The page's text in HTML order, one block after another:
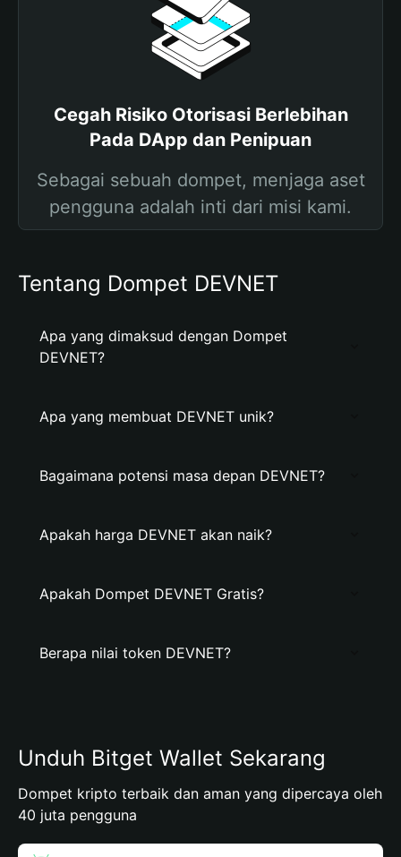
Cegah Risiko Otorisasi Berlebihan
Pada DApp dan Penipuan
Sebagai sebuah dompet, menjaga aset
pengguna adalah inti dari misi kami.
Tentang Dompet DEVNET
Apa yang dimaksud dengan Dompet
DEVNET?
Apa yang membuat DEVNET unik?
Bagaimana potensi masa depan DEVNET?
Apakah harga DEVNET akan naik?
Apakah Dompet DEVNET Gratis?
Berapa nilai token DEVNET?
Unduh Bitget Wallet Sekarang
Dompet kripto terbaik dan aman yang dipercaya oleh
40 juta pengguna